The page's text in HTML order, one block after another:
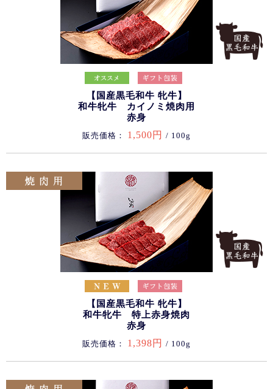
【国産黒毛和牛 牝牛】
和牛牝牛 カイノミ焼肉用
赤身
販売価格： 1,500円 / 100g
【国産黒毛和牛 牝牛】
和牛牝牛 特上赤身焼肉
赤身
販売価格： 1,398円 / 100g